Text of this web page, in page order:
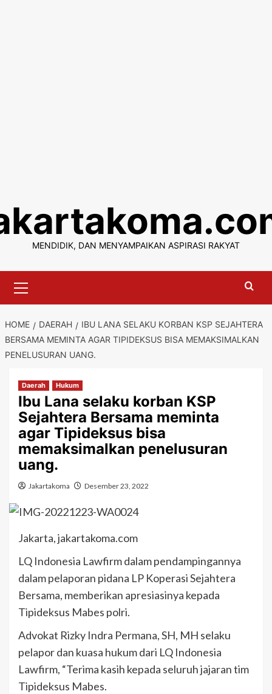
content
MENDIDIK, DAN MENYAMPAIKAN ASPIRASI RAKYAT
Menu
HOME DAERAH
IBU LANA SELAKU KORBAN KSP SEJAHTERA
BERSAMA MEMINTA AGAR TIPIDEKSUS BISA MEMAKSIMALKAN
PENELUSURAN UANG.
Daerah Hukum
Ibu Lana selaku korban KSP
Sejahtera Bersama meminta
agar Tipideksus bisa
memaksimalkan penelusuran
uang.
Jakartakoma Desember 23, 2022
Jakarta, jakartakoma.com
LQ Indonesia Lawfirm dalam pendampingannya
dalam pelaporan pidana LP Koperasi Sejahtera
Bersama, memberikan apresiasinya kepada
Tipideksus Mabes polri.
Advokat Rizky Indra Permana, SH, MH selaku
pelapor dan kuasa hukum dari LQ Indonesia
Lawfirm, “Terima kasih kepada seluruh jajaran tim
Tipideksus Mabes.